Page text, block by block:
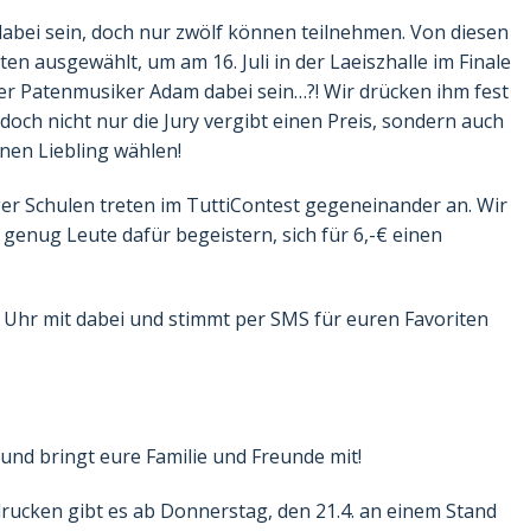
sein, doch nur zwölf können teilnehmen. Von diesen
ausgewählt, um am 16. Juli in der Laeiszhalle im Finale
Patenmusiker Adam dabei sein…?! Wir drücken ihm fest
nicht nur die Jury vergibt einen Preis, sondern auch
Liebling wählen!
Schulen treten im TuttiContest gegeneinander an. Wir
Leute dafür begeistern, sich für 6,-€ einen
Uhr mit dabei und stimmt per SMS für euren Favoriten
bringt eure Familie und Freunde mit!
gibt es ab Donnerstag, den 21.4. an einem Stand